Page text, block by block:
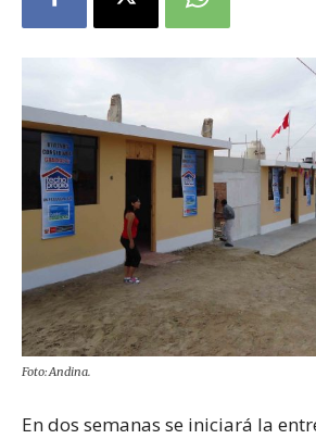
Foto: Andina.
En dos semanas se iniciará la